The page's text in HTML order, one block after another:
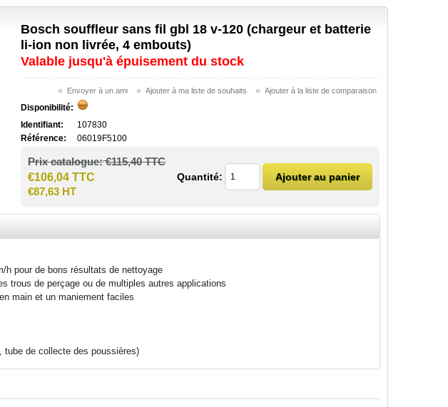
Bosch souffleur sans fil gbl 18 v-120 (chargeur et batterie
li-ion non livrée, 4 embouts)
Valable jusqu'à épuisement du stock
Disponibilité:
Identifiant:
107830
Référence:
06019F5100
Prix catalogue: €115,40 TTC
€106,04 TTC
€87,63 HT
Quantité:
h pour de bons résultats de nettoyage
trous de perçage ou de multiples autres applications
main et un maniement faciles
tube de collecte des poussières)